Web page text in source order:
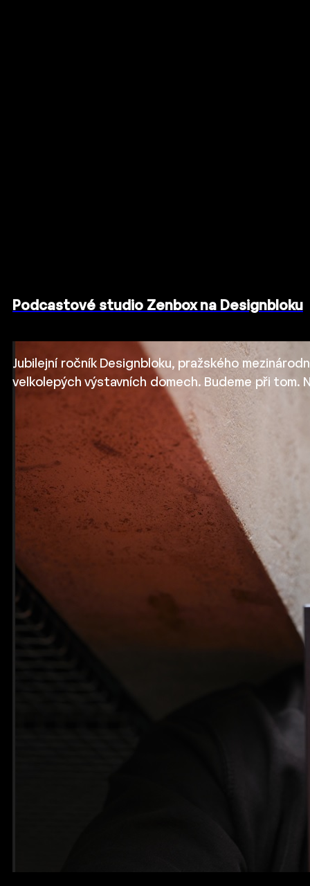
Podcastové studio Zenbox na Designbloku
Jubilejní ročník Designbloku, pražského
velkolepých výstavních domech. Budeme při